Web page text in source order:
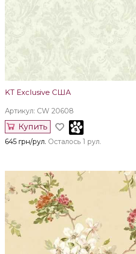
KT Exclusive США
Артикул: CW 20608
Купить
645 грн/рул. Осталось 1 рул.